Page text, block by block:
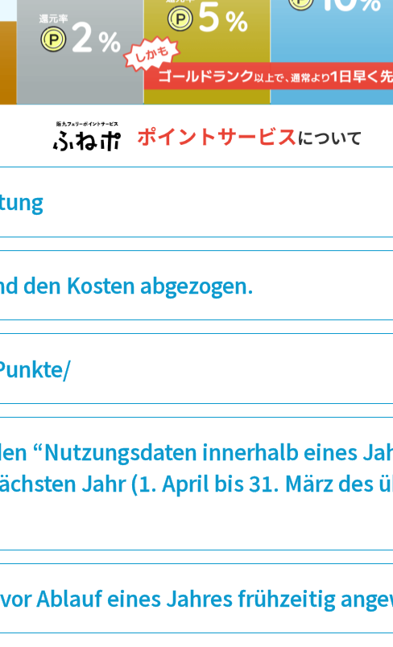
den Kosten abgezogen.
“Nutzungsdaten innerhalb eines
Jahr (1. April bis 31. März des
Ablauf eines Jahres frühzeitig